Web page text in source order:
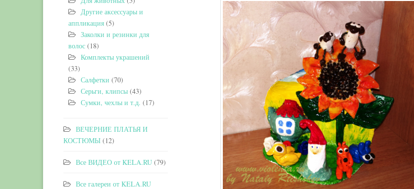
Другие аксессуары и
аппликация (5)
Заколки и резинки для
волос (18)
Комплекты украшений
(33)
Салфетки (70)
Серьги, клипсы (43)
Сумки, чехлы и т.д. (17)
ВЕЧЕРНИЕ ПЛАТЬЯ И
КОСТЮМЫ (12)
Все ВИДЕО от KELA.RU (79)
Все галереи от KELA.RU